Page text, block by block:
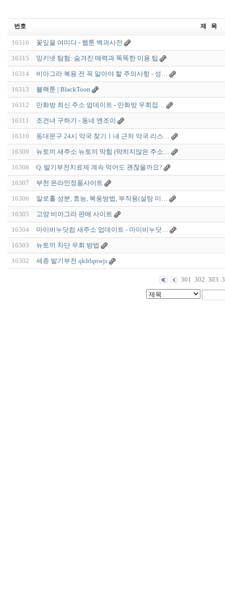
번호 제 목
16316 꽃잎을 여미다 - 웹툰 백과사전
16315 밍키넷 탐험: 숨겨진 매력과 똑똑한 이용 팁
16314 비아그라 복용 전 꼭 알아야 할 주의사항 - 성…
16313 블랙툰 | BlackToon
16312 만화방 최신 주소 업데이트 - 만화방 우회접…
16311 조건녀 구하기 - 동네 엔조이
16310 동대문구 24시 약국 찾기ㅣ내 근처 약국 리스…
16309 뉴토끼 새주소 뉴토끼 막힘 (막히지않은 주소…
16308 Q. 발기부전치료제 계속 먹어도 괜찮을까요?
16307 부천 온라인정품사이트
16306 알로홀 성분, 효능, 복용방법, 부작용(설탕 미…
16305 고양 비아그라 판매 사이트
16304 마이비누닷컴 새주소 업데이트 - 마이비누닷…
16303 뉴토끼 차단 우회 방법
16302 세종 발기부전 qkfrlqnwjs
301 302 303